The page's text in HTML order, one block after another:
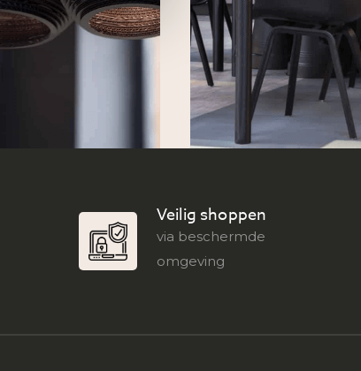
Veilig shoppen
via beschermde
omgeving